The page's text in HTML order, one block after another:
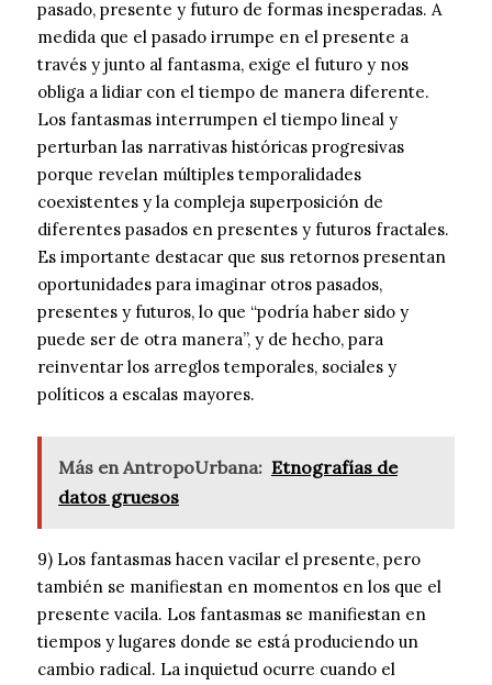
pasado, presente y futuro de formas inesperadas. A
medida que el pasado irrumpe en el presente a
través y junto al fantasma, exige el futuro y nos
obliga a lidiar con el tiempo de manera diferente.
Los fantasmas interrumpen el tiempo lineal y
perturban las narrativas históricas progresivas
porque revelan múltiples temporalidades
coexistentes y la compleja superposición de
diferentes pasados ​​en presentes y futuros fractales.
Es importante destacar que sus retornos presentan
oportunidades para imaginar otros pasados,
presentes y futuros, lo que “podría haber sido y
puede ser de otra manera”, y de hecho, para
reinventar los arreglos temporales, sociales y
políticos a escalas mayores.
Más en AntropoUrbana: Etnografías de
datos gruesos
9) Los fantasmas hacen vacilar el presente, pero
también se manifiestan en momentos en los que el
presente vacila. Los fantasmas se manifiestan en
tiempos y lugares donde se está produciendo un
cambio radical. La inquietud ocurre cuando el